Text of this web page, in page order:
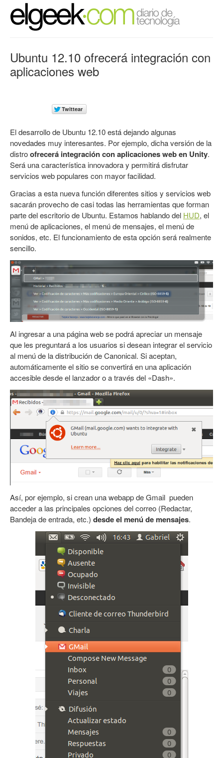
Ubuntu 12.10 ofrecerá integración con
aplicaciones web
El desarrollo de Ubuntu 12.10 está dejando algunas
novedades muy interesantes. Por ejemplo, dicha versión de la
distroofrecerá integración con aplicaciones web en Unity.
Será una característica innovadora y permitirá disfrutar
servicios web populares con mayor facilidad.
Gracias a esta nueva función diferentes sitios y servicios web
sacarán provecho de casi todas las herramientas que forman
parte del escritorio de Ubuntu. Estamos hablando del HUD, el
menú de aplicaciones, el menú de mensajes, el menú de
sonidos, etc. El funcionamiento de esta opción será realmente
sencillo.
Al ingresar a una página web se podrá apreciar un mensaje
que les preguntará a los usuarios si desean integrar el servicio
al menú de la distribución de Canonical. Si aceptan,
automáticamente el sitio se convertirá en una aplicación
accesible desde el lanzador o a través del «Dash».
Así, por ejemplo, si crean una webapp de Gmail pueden
acceder a las principales opciones del correo (Redactar,
Bandeja de entrada, etc.) desde el menú de mensajes.